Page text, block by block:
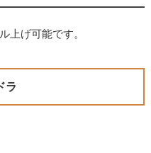
上げ可能です。
ラ